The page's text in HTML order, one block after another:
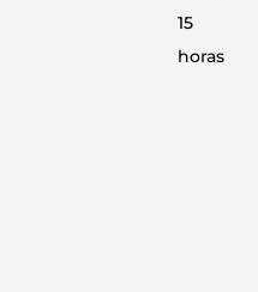
15
horas